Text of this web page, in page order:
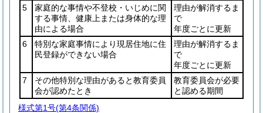
5
家庭的な事情や不登校・いじめに関
する事情、健康上または身体的な理
由による場合
理由が解消するま
で
年度ごとに更新
6
特別な家庭事情により現居住地に住
民登録ができない場合
理由が解消するま
で
年度ごとに更新
7
その他特別な理由があると教育委員
会が認めたとき
教育委員会が必要
と認める期間
様式第1号(第4条関係)